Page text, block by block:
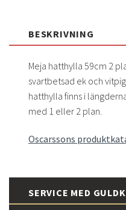
BESKRIVNING
Meja hatthylla 59cm 2
svartbetsad ek och
hatthylla finns i
med 1 eller 2 plan.
Oscarssons
SERVICE MED